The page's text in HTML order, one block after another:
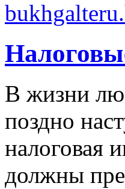
В жизни
поздно
налоговая
должны